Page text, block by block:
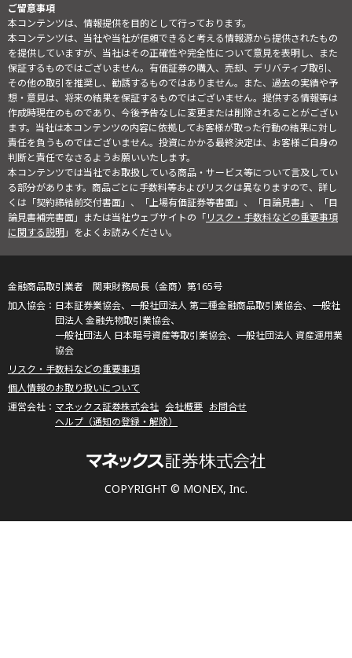
ご留意事項
本コンテンツは、情報提供を目的として行っております。
本コンテンツは、当社や当社が信頼できると考える情報源から提供されたもの
を提供していますが、当社はその正確性や完全性について意見を表明し、また
保証するものではございません。有価証券の購入、売却、デリバティブ取引、
その他の取引を推奨し、勧誘するものではありません。また、過去の実績や予
想・意見は、将来の結果を保証するものではございません。提供する情報等は
作成時現在のものであり、今後予告なしに変更または削除されることがござい
ます。当社は本コンテンツの内容に依拠してお客様が取った行動の結果に対し
責任を負うものではございません。投資にかかる最終決定は、お客様ご自身の
判断と責任でなさるようお願いいたします。
本コンテンツでは当社でお取扱している商品・サービス等について言及してい
る部分があります。商品ごとに手数料等およびリスクは異なりますので、詳し
くは「契約締結前交付書面」、「上場有価証券等書面」、「目論見書」、「目
論見書補完書面」または当社ウェブサイトの「リスク・手数料などの重要事項
に関する説明」をよくお読みください。
COPYRIGHT © MONEX, Inc.
金融商品取引業者 関東財務局長（金商）第165号
日本証券業協会、一般社団法人 第二種金融商品取引業協会、一般社
団法人 金融先物取引業協会、
一般社団法人 日本暗号資産等取引業協会、一般社団法人 資産運用業
協会
リスク・手数料などの重要事項
個人情報のお取り扱いについて
マネックス証券株式会社 会社概要 お問合せ
ヘルプ（通知の登録・解除）